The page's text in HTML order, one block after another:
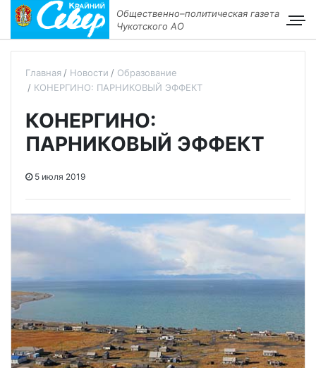
Общественно–политическая газета
Чукотского АО
Главная Новости
Образование
КОНЕРГИНО: ПАРНИКОВЫЙ ЭФФЕКТ
КОНЕРГИНО:
ПАРНИКОВЫЙ ЭФФЕКТ
5 июля 2019